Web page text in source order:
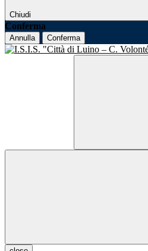
Chiudi
Conferma
Annulla Conferma